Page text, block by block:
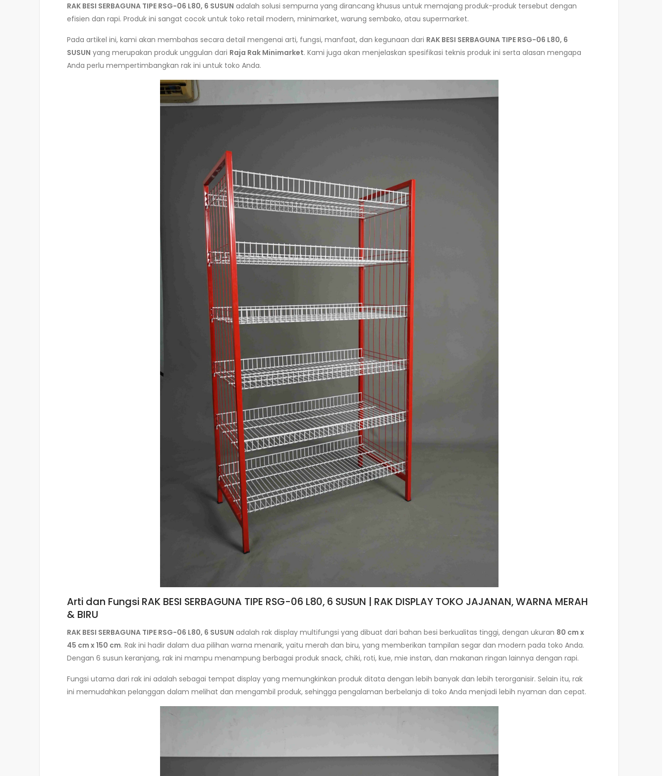
RAK BESI SERBAGUNA TIPE RSG-06 L80, 6 SUSUN adalah solusi sempurna yang dirancang khusus untuk memajang produk-produk tersebut dengan
efisien dan rapi. Produk ini sangat cocok untuk toko retail modern, minimarket, warung sembako, atau supermarket.
Pada artikel ini, kami akan membahas secara detail mengenai arti, fungsi, manfaat, dan kegunaan dari RAK BESI SERBAGUNA TIPE RSG-06 L80, 6
SUSUN yang merupakan produk unggulan dari Raja Rak Minimarket. Kami juga akan menjelaskan spesifikasi teknis produk ini serta alasan mengapa
Anda perlu mempertimbangkan rak ini untuk toko Anda.
Arti dan Fungsi RAK BESI SERBAGUNA TIPE RSG-06 L80, 6 SUSUN | RAK DISPLAY TOKO JAJANAN, WARNA MERAH
& BIRU
RAK BESI SERBAGUNA TIPE RSG-06 L80, 6 SUSUN adalah rak display multifungsi yang dibuat dari bahan besi berkualitas tinggi, dengan ukuran 80 cm x
45 cm x 150 cm. Rak ini hadir dalam dua pilihan warna menarik, yaitu merah dan biru, yang memberikan tampilan segar dan modern pada toko Anda.
Dengan 6 susun keranjang, rak ini mampu menampung berbagai produk snack, chiki, roti, kue, mie instan, dan makanan ringan lainnya dengan rapi.
Fungsi utama dari rak ini adalah sebagai tempat display yang memungkinkan produk ditata dengan lebih banyak dan lebih terorganisir. Selain itu, rak
ini memudahkan pelanggan dalam melihat dan mengambil produk, sehingga pengalaman berbelanja di toko Anda menjadi lebih nyaman dan cepat.